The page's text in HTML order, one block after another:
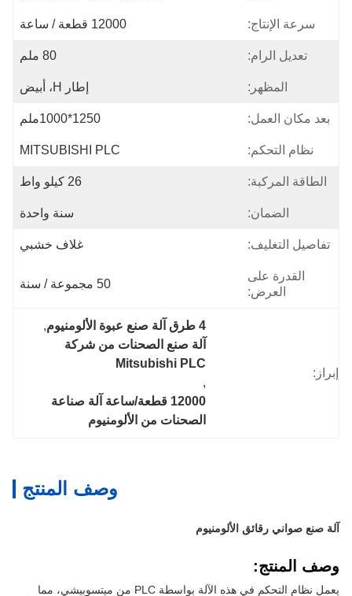
سرعة الإنتاج: 12000 قطعة / ساعة
تعديل الرام: 80 ملم
المظهر: إطار H، أبيض
بعد مكان العمل: 1250*1000ملم
نظام التحكم: MITSUBISHI PLC
الطاقة المركبة: 26 كيلو واط
الضمان: سنة واحدة
تفاصيل التغليف: غلاف خشبي
القدرة على
العرض:
50 مجموعة / سنة
إبراز:
4 طرق آلة صنع عبوة الألومنيوم
,
آلة صنع الصحنات من شركة
Mitsubishi PLC
,
12000 قطعة/ساعة آلة صناعة
الصحنات من الألومنيوم
وصف المنتج
آلة صنع صواني رقائق الألومنيوم
وصف المنتج:
يعمل نظام التحكم في هذه الآلة بواسطة PLC من ميتسوبيشي، مما